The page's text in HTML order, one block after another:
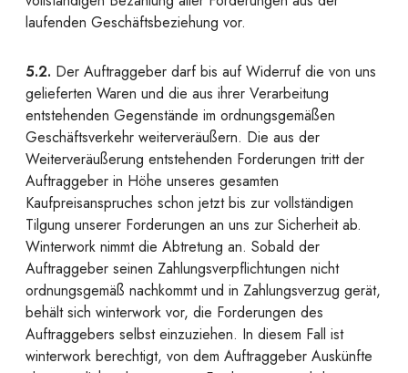
laufenden Geschäftsbeziehung vor.
5.2. Der Auftraggeber darf bis auf Widerruf die von uns
gelieferten Waren und die aus ihrer Verarbeitung
entstehenden Gegenstände im ordnungsgemäßen
Geschäftsverkehr weiterveräußern. Die aus der
Weiterveräußerung entstehenden Forderungen tritt der
Auftraggeber in Höhe unseres gesamten
Kaufpreisanspruches schon jetzt bis zur vollständigen
Tilgung unserer Forderungen an uns zur Sicherheit ab.
Winterwork nimmt die Abtretung an. Sobald der
Auftraggeber seinen Zahlungsverpflichtungen nicht
ordnungsgemäß nachkommt und in Zahlungsverzug gerät,
behält sich winterwork vor, die Forderungen des
Auftraggebers selbst einzuziehen. In diesem Fall ist
winterwork berechtigt, von dem Auftraggeber Auskünfte